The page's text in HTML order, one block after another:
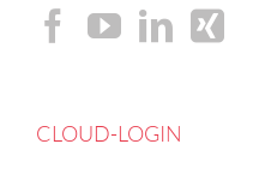
CLOUD-LOGIN